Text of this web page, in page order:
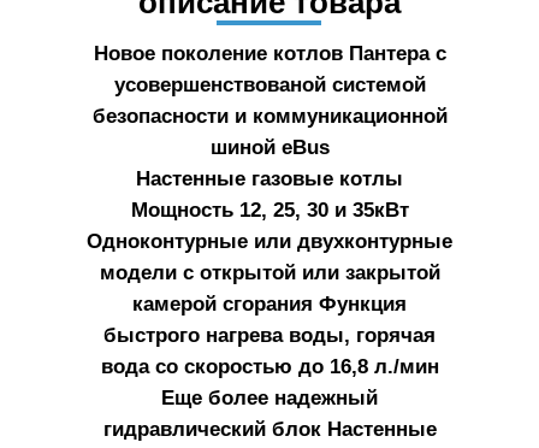
Новое поколение котлов Пантера с
усовершенствованой системой
безопасности и коммуникационной
шиной eBus
Настенные газовые котлы
Мощность 12, 25, 30 и 35кВт
Одноконтурные или двухконтурные
модели с открытой или закрытой
камерой сгорания Функция
быстрого нагрева воды, горячая
вода со скоростью до 16,8 л./мин
Еще более надежный
гидравлический блок Настенные